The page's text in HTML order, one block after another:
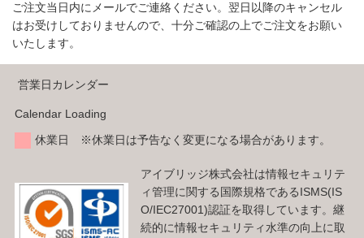
ご注文当日内にメールでご連絡ください。翌日以降のキャンセル
はお受けしておりませんので、十分ご確認の上でご注文をお願い
いたします。
営業日カレンダー
Calendar Loading
休業日 ※休業日は予告なく変更になる場合があります。
アイブリッジ株式会社は情報セキュリテ
ィ管理に関する国際規格であるISMS(IS
O/IEC27001)認証を取得しています。継
続的に情報セキュリティ水準の向上に取